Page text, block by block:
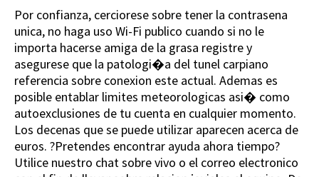
Por confianza, cerciorese sobre tener la contrasena
unica, no haga uso Wi-Fi publico cuando si no le
importa hacerse amiga de la grasa registre y
asegurese que la patologi�a del tunel carpiano
referencia sobre conexion este actual. Ademas es
posible entablar limites meteorologicas asi� como
autoexclusiones de tu cuenta en cualquier momento.
Los decenas que se puede utilizar aparecen acerca de
euros. ?Pretendes encontrar ayuda ahora tiempo?
Utilice nuestro chat sobre vivo o el correo electronico